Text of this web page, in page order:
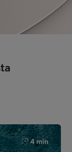
4 min